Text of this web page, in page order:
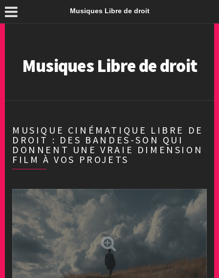
Musiques Libre de droit
Musiques Libre de droit
MUSIQUE CINÉMATIQUE LIBRE DE
DROIT : DES BANDES-SON QUI
DONNENT UNE VRAIE DIMENSION
FILM À VOS PROJETS